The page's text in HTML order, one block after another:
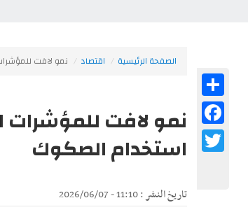
الصفحة الرئيسية اقتصاد نمو لافت
نمو لافت للمؤشرات
استخدام الصكوك
تاريخ النشر : 11:10 - 2026/06/07
Facebook
Twitter